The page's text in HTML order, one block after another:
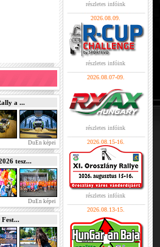
a ...
DuEn képei
tesz...
DuEn képei
részletes infóink
2026.08.09.
részletes infóink
2026.08.07-09.
részletes infóink
2026.08.15-16.
részletes infóink
2026.08.13-15.